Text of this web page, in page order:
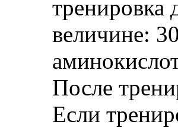
тренировка
величине:
После
Если